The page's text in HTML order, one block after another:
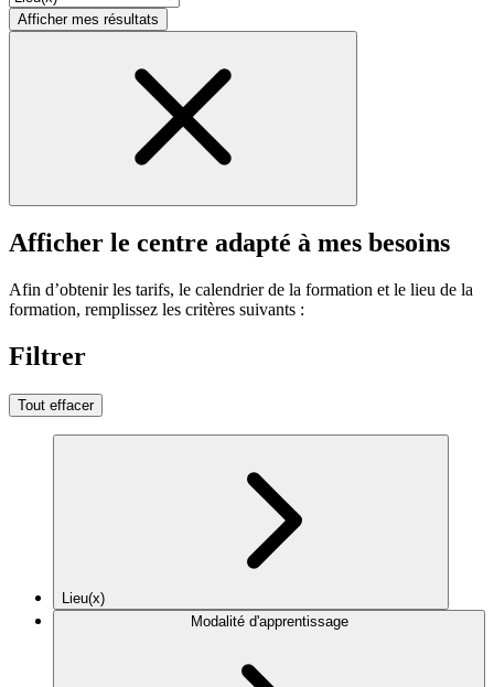
Afficher mes résultats
Afficher le centre adapté à mes besoins
Afin d’obtenir les tarifs, le calendrier de la formation et le lieu de la
formation, remplissez les critères suivants :
Filtrer
Tout effacer
Lieu(x)
Modalité d'apprentissage